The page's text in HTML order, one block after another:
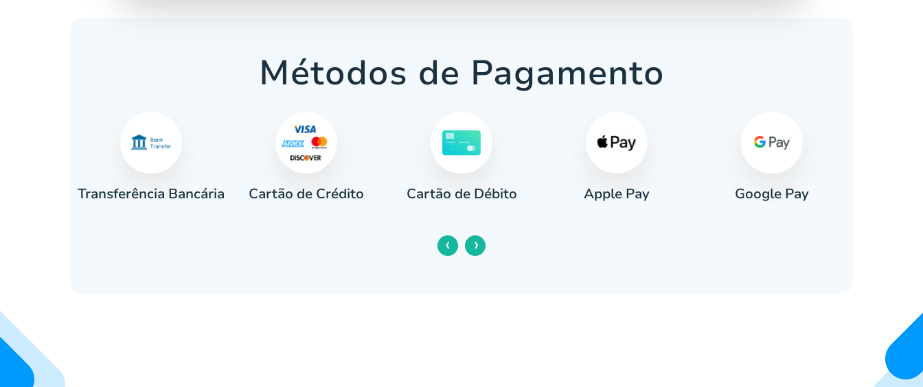
Métodos de Pagamento
Transferência Bancária Cartão de Crédito Cartão de Débito Apple Pay Google Pay
‹ ›